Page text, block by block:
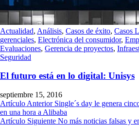
Actualidad, Análisis, Casos de éxito, Casos
gerenciales, Electrónica del consumidor,
Evaluaciones, Gerencia de proyectos,
Seguridad
El futuro está en lo digital: Unisys
septiembre 15, 2016
Artículo Anterior Single´s day le genera
en una hora a Alibaba
Artículo Siguiente No más noticias falsas y